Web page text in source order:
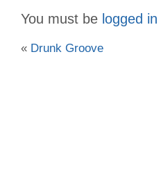
You must be logged in
« Drunk Groove